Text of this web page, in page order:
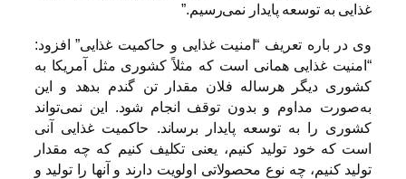
غذایی به توسعه پایدار نمی‌رسیم.”
وی در باره تعریف “امنیت غذایی و حاکمیت غذایی” افزود:
“امنیت غذایی همانی است که مثلاً کشوری مثل آمریکا به
کشوری دیگر هرساله فلان مقدار تن گندم بدهد و این
به‌صورت مداوم و بدون توقف انجام شود. این نمی‌تواند
کشوری را به توسعه پایدار برساند. حاکمیت غذایی آنی
است که خود تولید کنیم، یعنی تکلیف کنیم که چه مقدار
تولید کنیم، چه نوع محصولاتی اولویت دارند و آنها را تولید و